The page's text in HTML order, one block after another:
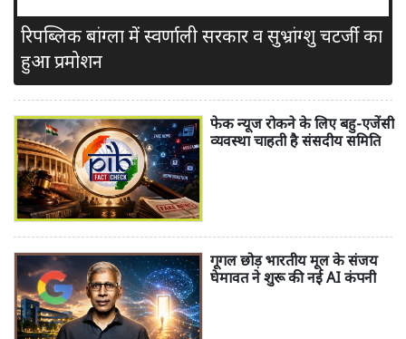
रिपब्लिक बांग्ला में स्वर्णाली सरकार व सुभ्रांग्शु चटर्जी का
हुआ प्रमोशन
फेक न्यूज रोकने के लिए बहु-एजेंसी
व्यवस्था चाहती है संसदीय समिति
गूगल छोड़ भारतीय मूल के संजय
घेमावत ने शुरू की नई AI कंपनी